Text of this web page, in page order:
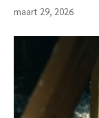
maart 29, 2026